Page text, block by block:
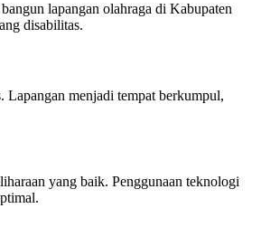
lapangan olahraga di Kabupaten
disabilitas.
Lapangan menjadi tempat berkumpul,
yang baik. Penggunaan teknologi